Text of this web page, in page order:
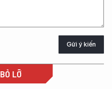
Gửi ý kiến
LỠ